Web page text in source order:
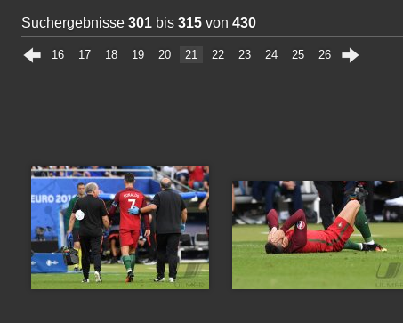
Suchergebnisse 301 bis 315 von 430
16 17 18 19 20 21 22 23 24 25 26